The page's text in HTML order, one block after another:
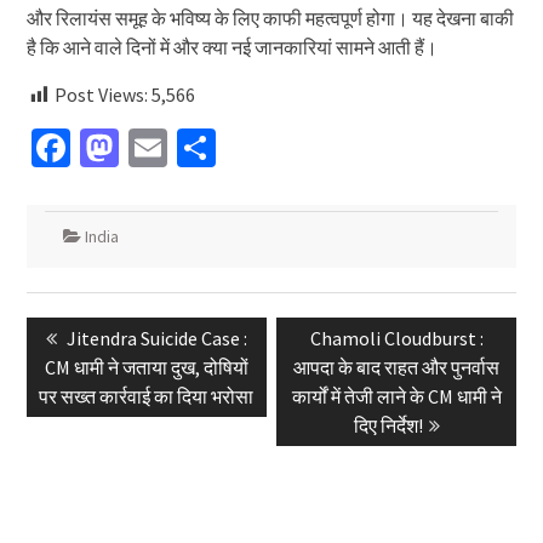
और रिलायंस समूह के भविष्य के लिए काफी महत्वपूर्ण होगा। यह देखना बाकी
है कि आने वाले दिनों में और क्या नई जानकारियां सामने आती हैं।
Post Views: 5,566
Facebook
Mastodon
EmailShare
India
navigation
Previous
post:
Jitendra Suicide Case :
CM धामी ने जताया दुख, दोषियों
पर सख्त कार्रवाई का दिया भरोसा
Next
post:
Chamoli Cloudburst :
आपदा के बाद राहत और पुनर्वास
कार्यों में तेजी लाने के CM धामी ने
दिए निर्देश!